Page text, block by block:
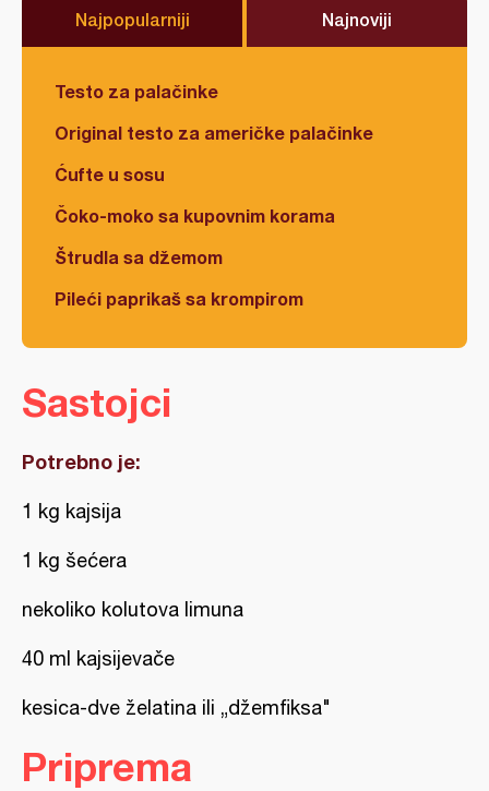
Najpopularniji Najnoviji
Testo za palačinke
Original testo za američke palačinke
Ćufte u sosu
Čoko-moko sa kupovnim korama
Štrudla sa džemom
Pileći paprikaš sa krompirom
Sastojci
Potrebno je:
1 kg kajsija
1 kg šećera
nekoliko kolutova limuna
40 ml kajsijevače
kesica-dve želatina ili „džemfiksa"
Priprema